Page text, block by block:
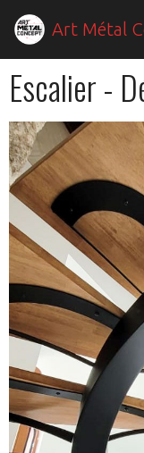
Art Métal
Escalier -